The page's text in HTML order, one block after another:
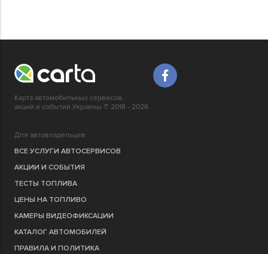
Карта автомобильных сервисов,
акций и событий Украины © 2018 - 2026
Для автовладельцев
ВСЕ УСЛУГИ АВТОСЕРВИСОВ
АКЦИИ И СОБЫТИЯ
ТЕСТЫ ТОПЛИВА
ЦЕНЫ НА ТОПЛИВО
КАМЕРЫ ВИДЕОФИКСАЦИИ
КАТАЛОГ АВТОМОБИЛЕЙ
ПРАВИЛА И ПОЛИТИКА